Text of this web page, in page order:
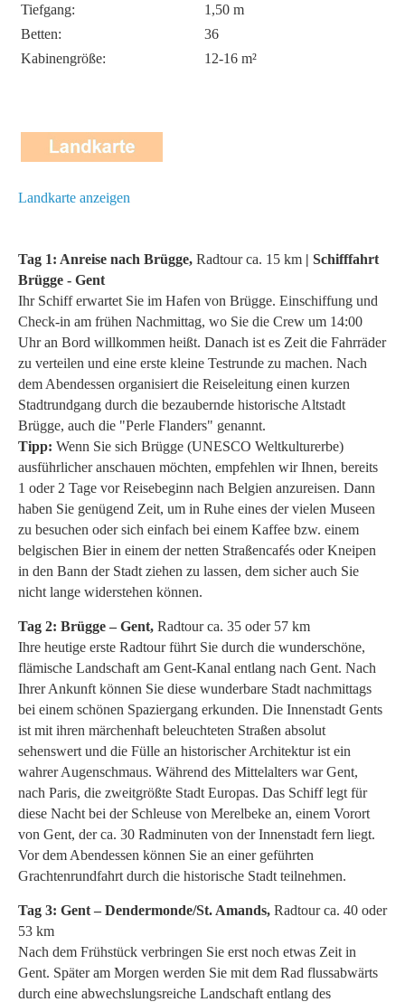
Tiefgang:
1,50 m
Betten:
36
Kabinengröße:
12-16 m²
Landkarte anzeigen
Tag 1: Anreise nach Brügge, Radtour ca. 15 km | Schifffahrt
Brügge - Gent
Ihr Schiff erwartet Sie im Hafen von Brügge. Einschiffung und
Check-in am frühen Nachmittag, wo Sie die Crew um 14:00
Uhr an Bord willkommen heißt. Danach ist es Zeit die Fahrräder
zu verteilen und eine erste kleine Testrunde zu machen. Nach
dem Abendessen organisiert die Reiseleitung einen kurzen
Stadtrundgang durch die bezaubernde historische Altstadt
Brügge, auch die "Perle Flanders" genannt.
Tipp: Wenn Sie sich Brügge (UNESCO Weltkulturerbe)
ausführlicher anschauen möchten, empfehlen wir Ihnen, bereits
1 oder 2 Tage vor Reisebeginn nach Belgien anzureisen. Dann
haben Sie genügend Zeit, um in Ruhe eines der vielen Museen
zu besuchen oder sich einfach bei einem Kaffee bzw. einem
belgischen Bier in einem der netten Straßencafés oder Kneipen
in den Bann der Stadt ziehen zu lassen, dem sicher auch Sie
nicht lange widerstehen können.
Tag 2: Brügge – Gent, Radtour ca. 35 oder 57 km
Ihre heutige erste Radtour führt Sie durch die wunderschöne,
flämische Landschaft am Gent-Kanal entlang nach Gent. Nach
Ihrer Ankunft können Sie diese wunderbare Stadt nachmittags
bei einem schönen Spaziergang erkunden. Die Innenstadt Gents
ist mit ihren märchenhaft beleuchteten Straßen absolut
sehenswert und die Fülle an historischer Architektur ist ein
wahrer Augenschmaus. Während des Mittelalters war Gent,
nach Paris, die zweitgrößte Stadt Europas. Das Schiff legt für
diese Nacht bei der Schleuse von Merelbeke an, einem Vorort
von Gent, der ca. 30 Radminuten von der Innenstadt fern liegt.
Vor dem Abendessen können Sie an einer geführten
Grachtenrundfahrt durch die historische Stadt teilnehmen.
Tag 3: Gent – Dendermonde/St. Amands, Radtour ca. 40 oder
53 km
Nach dem Frühstück verbringen Sie erst noch etwas Zeit in
Gent. Später am Morgen werden Sie mit dem Rad flussabwärts
durch eine abwechslungsreiche Landschaft entlang des